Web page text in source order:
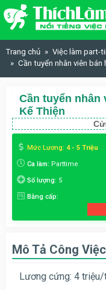
Skip to content
Trang chủ
Việc làm part-
Cần tuyển nhân viên bán
Cần tuyển nhân
Kế Thiện
Mức Lương: 4 - 5 Triệu
Ca làm: Parttime
Số lượng: 5
Bằng cấp:
Mô Tả Công Việc
Lương cứng: 4